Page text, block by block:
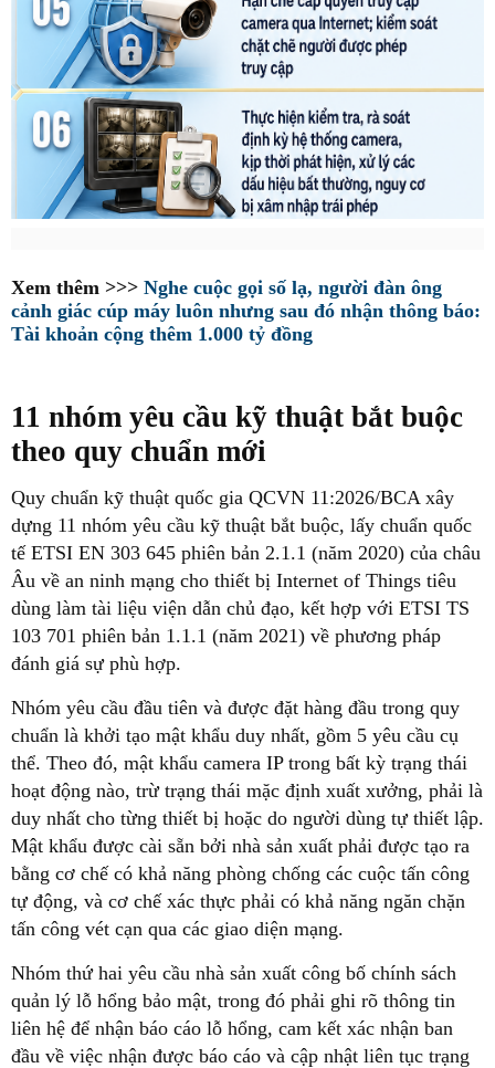
Xem thêm >>> Nghe cuộc gọi số lạ, người đàn ông
cảnh giác cúp máy luôn nhưng sau đó nhận thông báo:
Tài khoản cộng thêm 1.000 tỷ đồng
11 nhóm yêu cầu kỹ thuật bắt buộc
theo quy chuẩn mới
Quy chuẩn kỹ thuật quốc gia QCVN 11:2026/BCA xây
dựng 11 nhóm yêu cầu kỹ thuật bắt buộc, lấy chuẩn quốc
tế ETSI EN 303 645 phiên bản 2.1.1 (năm 2020) của châu
Âu về an ninh mạng cho thiết bị Internet of Things tiêu
dùng làm tài liệu viện dẫn chủ đạo, kết hợp với ETSI TS
103 701 phiên bản 1.1.1 (năm 2021) về phương pháp
đánh giá sự phù hợp.
Nhóm yêu cầu đầu tiên và được đặt hàng đầu trong quy
chuẩn là khởi tạo mật khẩu duy nhất, gồm 5 yêu cầu cụ
thể. Theo đó, mật khẩu camera IP trong bất kỳ trạng thái
hoạt động nào, trừ trạng thái mặc định xuất xưởng, phải là
duy nhất cho từng thiết bị hoặc do người dùng tự thiết lập.
Mật khẩu được cài sẵn bởi nhà sản xuất phải được tạo ra
bằng cơ chế có khả năng phòng chống các cuộc tấn công
tự động, và cơ chế xác thực phải có khả năng ngăn chặn
tấn công vét cạn qua các giao diện mạng.
Nhóm thứ hai yêu cầu nhà sản xuất công bố chính sách
quản lý lỗ hổng bảo mật, trong đó phải ghi rõ thông tin
liên hệ để nhận báo cáo lỗ hổng, cam kết xác nhận ban
đầu về việc nhận được báo cáo và cập nhật liên tục trạng